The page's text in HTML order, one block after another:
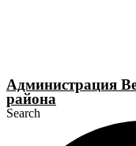
Администрация
района
Search